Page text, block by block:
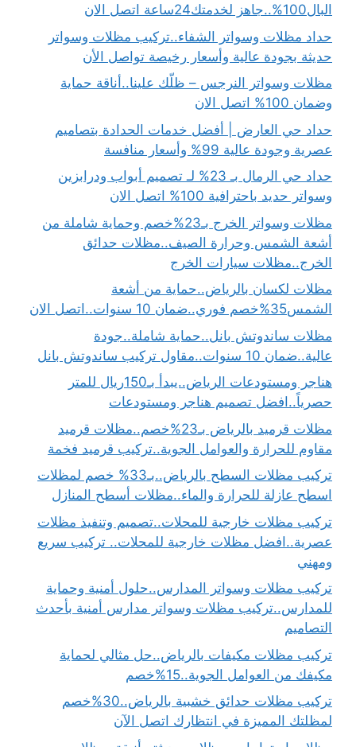
البال100%..جاهز لخدمتك24ساعة اتصل الان
حداد مظلات وسواتر الشفاء..تركيب مظلات وسواتر
حديثة بجودة عالية وأسعار رخيصة تواصل الأن
مظلات وسواتر النرجس – ظلّك علينا..أناقة حماية
وضمان 100% اتصل الان
حداد حي العارض | أفضل خدمات الحدادة بتصاميم
عصرية وجودة عالية 99% وأسعار منافسة
حداد حي الرمال بـ 23% لـ تصميم أبواب ودرابزين
وسواتر حديد باحترافية 100% اتصل الان
مظلات وسواتر الخرج بـ23%خصم وحماية شاملة من
أشعة الشمس وحرارة الصيف..مظلات حدائق
الخرج..مظلات سيارات الخرج
مظلات لكسان بالرياض..حماية من أشعة
الشمس35%خصم فوري..ضمان 10 سنوات..اتصل الان
مظلات ساندوتش بانل..حماية شاملة..جودة
عالية..ضمان 10 سنوات..مقاول تركيب ساندوتش بانل
هناجر ومستودعات الرياض..يبدأ بـ150ريال للمتر
حصرياً..افضل تصميم هناجر ومستودعات
مظلات قرميد بالرياض بـ23%خصم..مظلات قرميد
مقاوم للحرارة والعوامل الجوية..تركيب قرميد فخمة
تركيب مظلات السطح بالرياض..بـ33% خصم لمظلات
اسطح عازلة للحرارة والماء..مظلات أسطح المنازل
تركيب مظلات خارجية للمحلات..تصميم وتنفيذ مظلات
عصرية..افضل مظلات خارجية للمحلات.. تركيب سريع
ومهني
تركيب مظلات وسواتر المدارس..حلول أمنية وحماية
للمدارس..تركيب مظلات وسواتر مدارس أمنية بأحدث
التصاميم
تركيب مظلات مكيفات بالرياض..حل مثالي لحماية
مكيفك من العوامل الجوية..15%خصم
تركيب مظلات حدائق خشبية بالرياض..30%خصم
لمظلتك المميزة في انتظارك اتصل الآن